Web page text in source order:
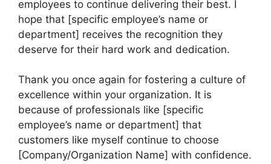
employees to continue delivering their best. I
hope that [specific employee’s name or
department] receives the recognition they
deserve for their hard work and dedication.
Thank you once again for fostering a culture of
excellence within your organization. It is
because of professionals like [specific
employee’s name or department] that
customers like myself continue to choose
[Company/Organization Name] with confidence.